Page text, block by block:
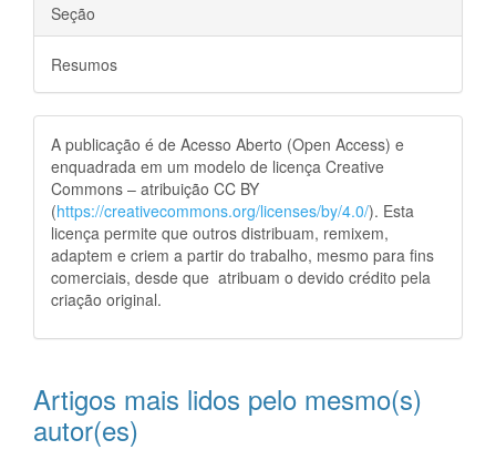
Seção
Resumos
A publicação é de Acesso Aberto (Open Access) e
enquadrada em um modelo de licença Creative
Commons – atribuição CC BY
(https://creativecommons.org/licenses/by/4.0/). Esta
licença permite que outros distribuam, remixem,
adaptem e criem a partir do trabalho, mesmo para fins
comerciais, desde que atribuam o devido crédito pela
criação original.
Artigos mais lidos pelo mesmo(s)
autor(es)